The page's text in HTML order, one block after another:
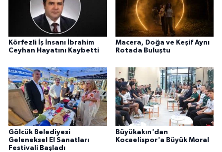
Körfezli İş İnsanı İbrahim
Ceyhan Hayatını Kaybetti
Macera, Doğa ve Keşif Aynı
Rotada Buluştu
Gölcük Belediyesi
Geleneksel El Sanatları
Festivali Başladı
Büyükakın'dan
Kocaelispor'a Büyük Moral